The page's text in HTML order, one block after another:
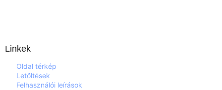
Linkek
Oldal térkép
Letöltések
Felhasználói leírások